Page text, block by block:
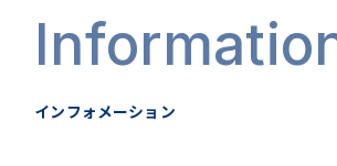
インフォメーション